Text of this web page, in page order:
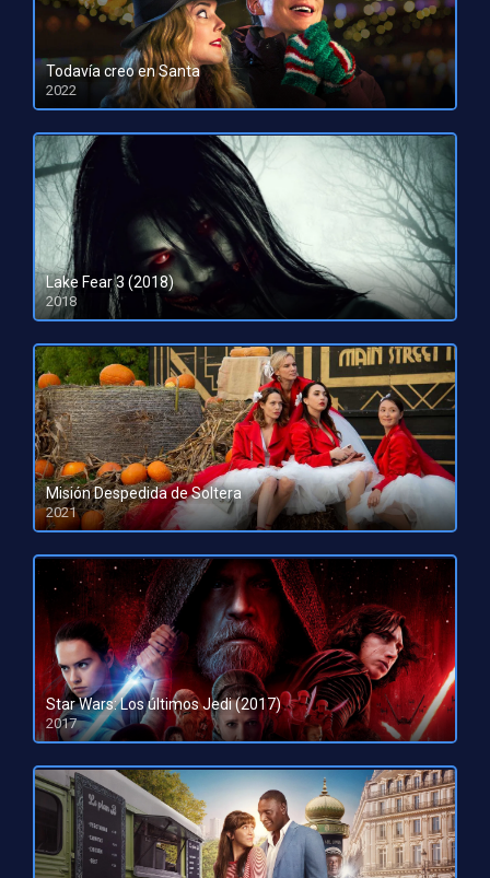
Todavía creo en Santa
2022
HD 1080pHD 720p
Lake Fear 3 (2018)
2018
HD 720p
Misión Despedida de Soltera
2021
HD 1080pHD 720p
Star Wars: Los últimos Jedi (2017)
2017
HD 720p